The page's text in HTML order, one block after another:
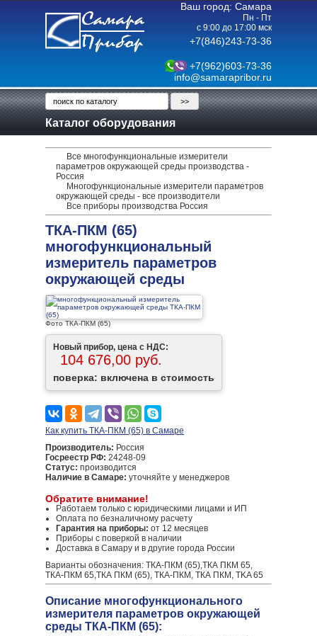
Ваш город: Самара
Пн - Пт
с 9:00 до 17:00 мск
+7(846)243-73-36
+7(962)603-73-36
info@samarapribor.ru
Каталог оборудования
Все многофункциональные измерители
параметров окружающей среды производства -
Россия
Многофункциональные измерители параметров
окружающей среды - все производители
Все приборы производства Россия
ТКА-ПКМ (65)
многофункциональный
измеритель параметров
окружающей среды
Фото ТКА-ПКМ (65)
Новый прибор, цена с НДС:
104 676,00 руб.
поверка: включена в стоимость
Как купить ТКА-ПКМ (65) в Самаре
Производитель: Россия
Госреестр РФ: 24248-09
Статус: производится
Наличие в Самаре: уточняйте у менеджеров
Обратите внимание!
Работаем только с юридическими лицами и ИП
Оплата по безналичному расчету
Гарантия на приборы: от 12 месяцев
Приборы с поверкой в наличии
Доставка в Самару и в другие города России
Варианты обозначения: ТКА-ПКМ (65),ТКА ПКМ 65,
ТКА-ПКМ 65,ТКА ПКМ (65), ТКА-ПКМ, ТКА ПКМ, TKA 65
Описание многофункционального
измерителя параметров окружающей
среды ТКА-ПКМ (65):